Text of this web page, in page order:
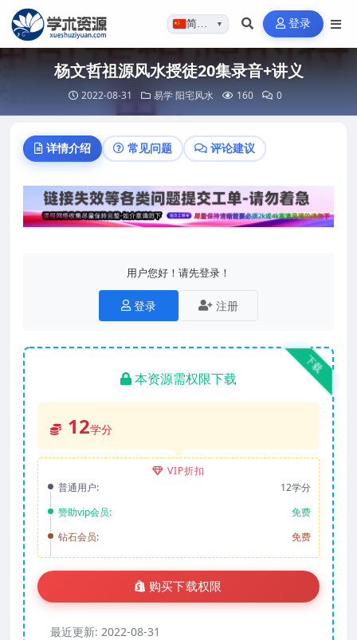
简体…▼ 登录
杨文哲祖源风水授徒20集录音+讲义
2022-08-31 易学阳宅风水 160 0
详情介绍 常见问题 评论建议
用户您好！请先登录！
登录 注册
下载
本资源需权限下载
12学分
VIP折扣
普通用户:
12学分
赞助vip会员:
免费
钻石会员:
免费
购买下载权限
最近更新: 2022-08-31